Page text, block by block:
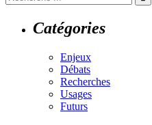
Catégories
Enjeux
Débats
Recherches
Usages
Futurs